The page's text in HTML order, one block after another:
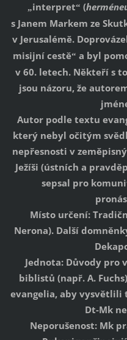
„interpret“ (
s Janem Markem ze
v Jerusalémě.
misijní cestě“ a byl
v 60. letech. Někteří s
jsou názoru, že
Autor podle textu
který nebyl očitým
nepřesnosti v
Ježíši (ústních a
sepsal pro
Místo určení:
Nerona). Další
Jednota: Důvody pro
biblistů (např. A.
evangelia, aby vysvětlili
Dt-Mk
Neporušenost: Mk